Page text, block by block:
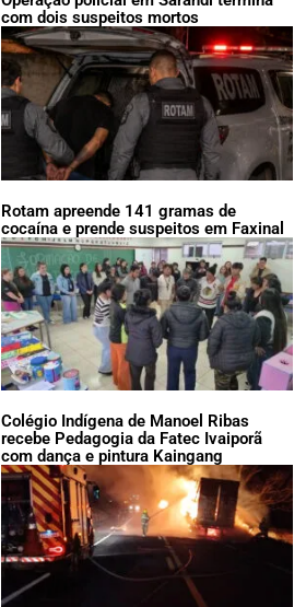
com dois suspeitos mortos
Rotam apreende 141 gramas de
cocaína e prende suspeitos em Faxinal
Colégio Indígena de Manoel Ribas
recebe Pedagogia da Fatec Ivaiporã
com dança e pintura Kaingang